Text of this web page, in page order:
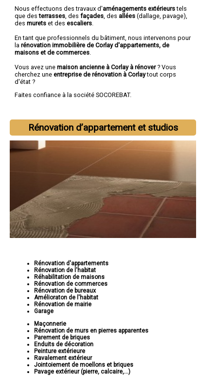
Nous effectuons des travaux d'aménagements extérieurstels
que desterrasses , des façades , des allées (dallage, pavage),
des murets et des escaliers
En tant que professionnels du bâtiment, nous intervenons pour
la rénovation immobilière de Corlay d'appartements, de
maisons et de commerces
Vous avez une maison ancienne à Corlay à rénover? Vous
cherchez une entreprise de rénovation à Corlaytout corps
d'état ?
Faites confiance à la société SOCOREBAT.
Rénovation d’appartement et studios
Rénovation d'appartements
Rénovation de l'habitat
Réhabilitation de maisons
Rénovation de commerces
Rénovation de bureaux
Amélioraton de l'habitat
Rénovation de mairie
Garage
Maçonnerie
Rénovation de murs en pierres apparentes
Parement de briques
Enduits de décoration
Peinture extérieure
Ravalement extérieur
Jointoiement de moellons et briques
Pavage extérieur (pierre, calcaire,...)